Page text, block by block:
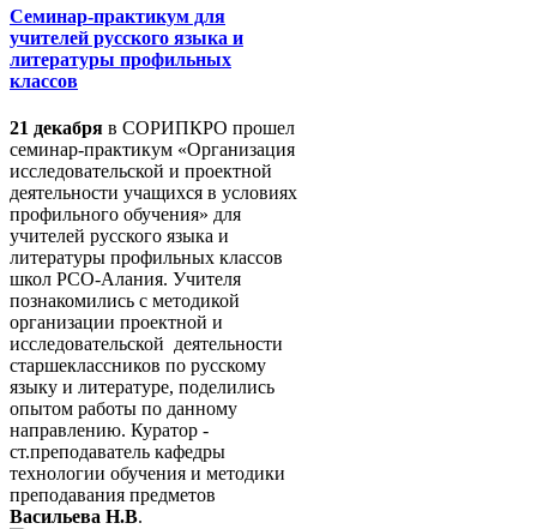
Семинар-практикум для
учителей русского языка и
литературы профильных
классов
21 декабря в СОРИПКРО прошел
семинар-практикум «Организация
исследовательской и проектной
деятельности учащихся в условиях
профильного обучения» для
учителей русского языка и
литературы профильных классов
школ РСО-Алания. Учителя
познакомились с методикой
организации проектной и
исследовательской деятельности
старшеклассников по русскому
языку и литературе, поделились
опытом работы по данному
направлению. Куратор -
ст.преподаватель кафедры
технологии обучения и методики
преподавания предметов
Васильева Н.В.